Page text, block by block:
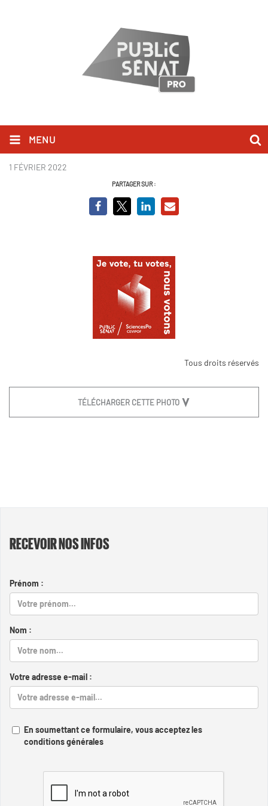
MENU
Podcast Je vote, tu votes ok.png
1 FÉVRIER 2022
PARTAGER SUR :
Tous droits réservés
TÉLÉCHARGER CETTE PHOTO
RECEVOIR NOS INFOS
Prénom :
Nom :
Votre adresse e-mail :
En soumettant ce formulaire, vous acceptez les
conditions générales